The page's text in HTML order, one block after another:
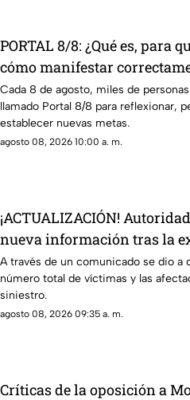
PORTAL 8/8: ¿Qué es, para
cómo manifestar
Cada 8 de agosto, miles de
llamado Portal 8/8 para reflexionar,
establecer nuevas metas.
agosto 08, 2026 10:00 a. m.
¡ACTUALIZACIÓN!
nueva información tras la
la pipa de gas LP en
A través de un comunicado se dio a
número total de víctimas y las
siniestro.
agosto 08, 2026 09:35 a. m.
Críticas de la oposición a